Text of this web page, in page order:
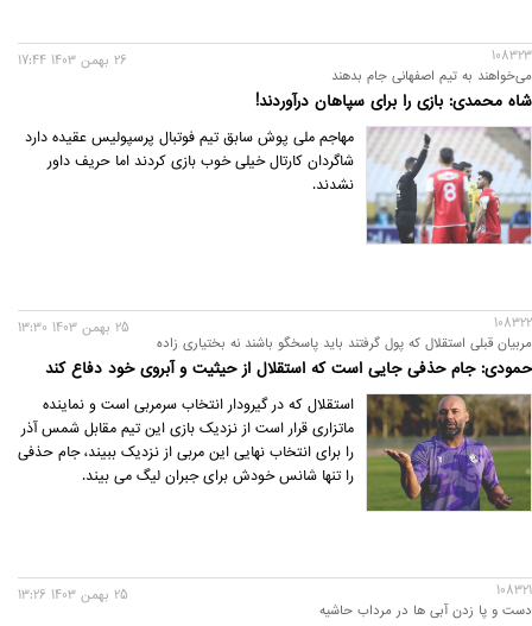
108323
می‌خواهند به تیم اصفهانی جام بدهند
شاه محمدی: بازی را برای سپاهان درآوردند!
26 بهمن 1403 17:44
مهاجم ملی پوش سابق تیم فوتبال پرسپولیس عقیده دارد
شاگردان کارتال خیلی خوب بازی کردند اما حریف داور
نشدند.
108322
مربیان قبلی استقلال که پول گرفتند باید پاسخگو باشند نه بختیاری زاده
حمودی: جام حذفی جایی است که استقلال از حیثیت و آبروی خود دفاع کند
25 بهمن 1403 13:30
استقلال که در گیرودار انتخاب سرمربی است و نماینده
ماتزاری قرار است از نزدیک بازی این تیم مقابل شمس آذر
را برای انتخاب نهایی این مربی از نزدیک ببیند، جام حذفی
را تنها شانس خودش برای جبران لیگ می بیند.
108321
دست و پا زدن آبی ها در مرداب حاشیه
25 بهمن 1403 13:26